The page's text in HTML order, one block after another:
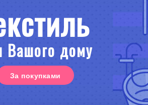
Вашого дому
За покупками